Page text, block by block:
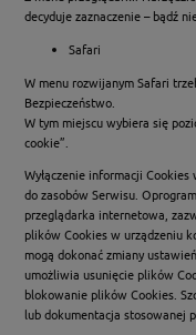
decyduje zaznaczenie – bądź
Safari
W menu rozwijanym Safari
Bezpieczeństwo.
W tym miejscu wybiera się
cookie”.
Wyłączenie informacji
do zasobów Serwisu.
przeglądarka internetowa,
plików Cookies w urządzeniu
mogą dokonać zmiany
umożliwia usunięcie plików
blokowanie plików Cookies.
lub dokumentacja stosowanej